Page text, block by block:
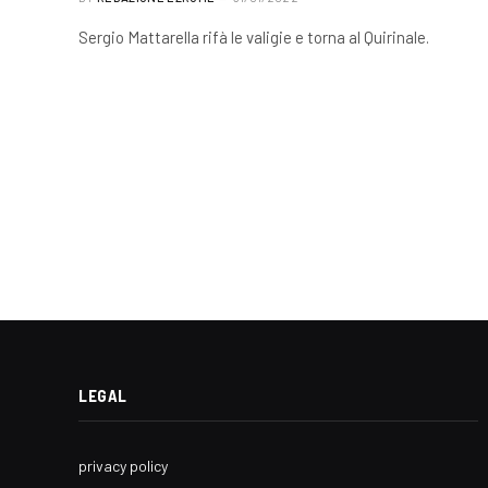
Sergio Mattarella rifà le valigie e torna al Quirinale.
LEGAL
privacy policy